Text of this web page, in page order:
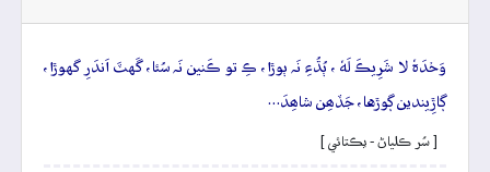
وَحۡدَہٗ لا شَرِيڪَ لَهٗ ، ٻُڌُءِ نَہ ٻوڙا، ڪِ تو ڪَنين نَہ سُئا، گَهٽَ اَندَرِ گهوڙا،
ڳاڙِيندين ڳوڙها، جَڏھِن شاھِدَ…
[ سُر ڪلياڻ - يڪتائي ]